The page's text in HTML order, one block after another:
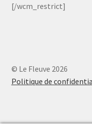
[/wcm_restrict]
© Le Fleuve 2026
Politique de